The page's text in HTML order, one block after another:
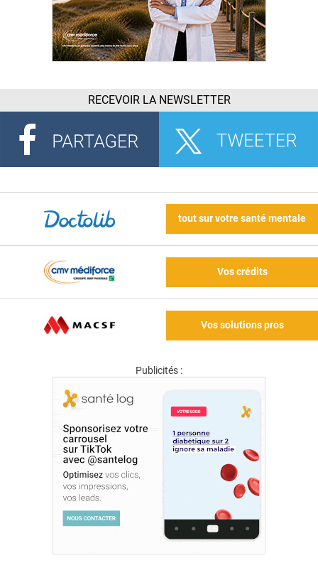
RECEVOIR LA NEWSLETTER
tout sur votre santé mentale
Vos crédits
Vos solutions pros
Publicités :